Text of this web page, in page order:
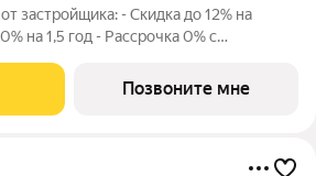
застройщика: - Скидка до 12% на
на 1,5 год - Рассрочка 0% с
ипотека без удорожания, ставка 4% -
Позвоните мне